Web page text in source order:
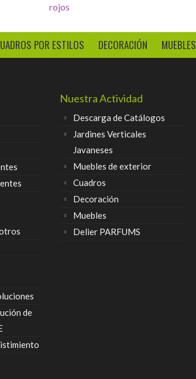
POR ESTILOS DECORACIÓN MUEBLES
de
Nuestra Actividad
Descarga de Catálogos
Jardines Verticales
Javaneses
Muebles de exterior
Cuadros
Decoración
Muebles
Delier PARFUMS